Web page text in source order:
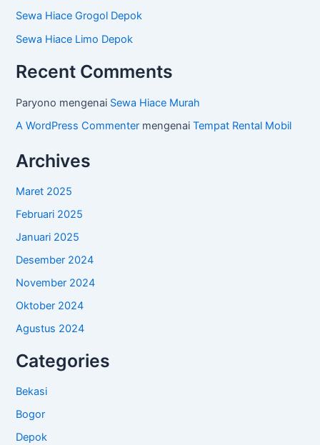
Sewa Hiace Grogol Depok
Sewa Hiace Limo Depok
Recent Comments
Paryono mengenai Sewa Hiace Murah
A WordPress Commenter mengenaiTempat Rental Mobil
Archives
Maret 2025
Februari 2025
Januari 2025
Desember 2024
November 2024
Oktober 2024
Agustus 2024
Categories
Bekasi
Bogor
Depok